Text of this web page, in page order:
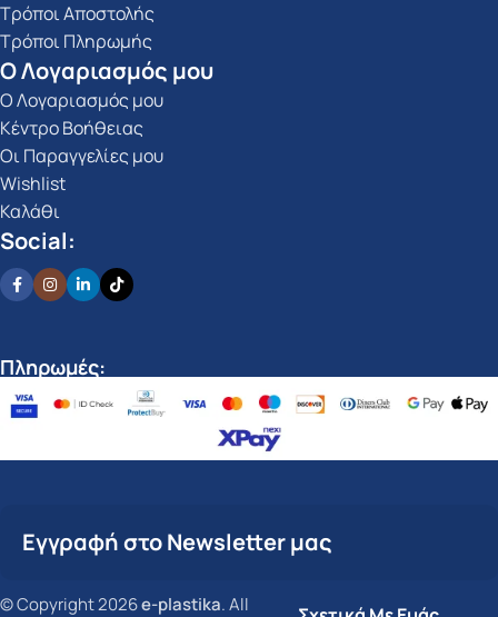
Τρόποι Αποστολής
Τρόποι Πληρωμής
Ο Λογαριασμός μου
Ο Λογαριασμός μου
Κέντρο Βοήθειας
Οι Παραγγελίες μου
Wishlist
Καλάθι
Social:
Πληρωμές:
Εγγραφή στο Newsletter μας
© Copyright 2026e-plastika. All